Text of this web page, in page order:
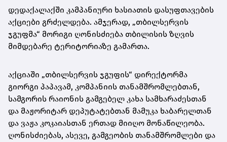
დედაქალაქში კამპანიური ხასიათის დასუფთავების
აქციები გრძელდება. ამჯერად, „თბილსერვის
ჯგუფმა“ მორიგი ღონისძიება თბილისის ზღვის
მიმდებარე ტერიტორიაზე გამართა.
აქციაში „თბილსერვის ჯგუფის“ დირექტორმა
გიორგი პაპავამ, კომპანიის თანამშრომლებთან,
სამგორის რაიონის გამგებელ კახა სამხარაძესთან
და მაჟორიტარ დეპუტატებთან მამუკა ხაბარელთან
და ვაჟა კოკაიასთან ერთად მიიღო მონაწილეობა.
ღონისძიებას, ასევე, გამგეობის თანამშრომლები და